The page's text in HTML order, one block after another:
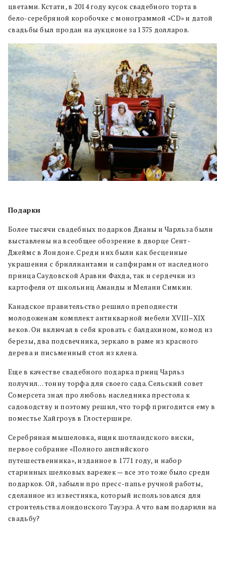
цветами. Кстати, в 2014 году кусок свадебного торта в
бело-серебряной коробочке с монограммой «CD» и датой
свадьбы был продан на аукционе за 1375 долларов.
Подарки
Более тысячи свадебных подарков Дианы и Чарльза были
выставлены на всеобщее обозрение в дворце Сент-
Джеймс в Лондоне. Среди них были как бесценные
украшения с бриллиантами и сапфирами от наследного
принца Саудовской Аравии Фахда, так и сердечки из
картофеля от школьниц Аманды и Мелани Симкин.
Канадское правительство решило преподнести
молодоженам комплект антикварной мебели XVIII–XIX
веков. Он включал в себя кровать с балдахином, комод из
березы, два подсвечника, зеркало в раме из красного
дерева и письменный стол из клена.
Еще в качестве свадебного подарка принц Чарльз
получил… тонну торфа для своего сада. Сельский совет
Сомерсета знал про любовь наследника престола к
садоводству и поэтому решил, что торф пригодится ему в
поместье Хайгроув в Глостершире.
Серебряная мышеловка, ящик шотландского виски,
первое собрание «Полного английского
путешественника», изданное в 1771 году, и набор
старинных шелковых варежек — все это тоже было среди
подарков. Ой, забыли про пресс-папье ручной работы,
сделанное из известняка, который использовался для
строительства лондонского Тауэра. А что вам подарили на
свадьбу?